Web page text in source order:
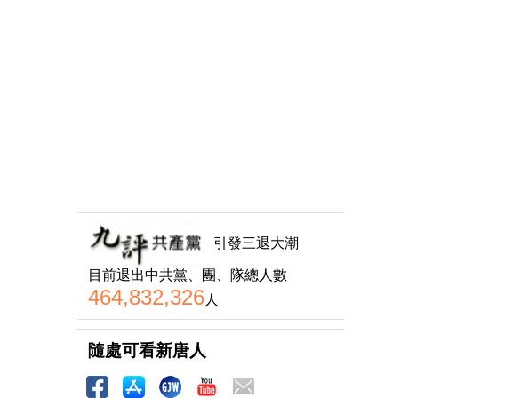
引發三退大潮
目前退出中共黨、團、隊總人數
464,832,326人
隨處可看新唐人